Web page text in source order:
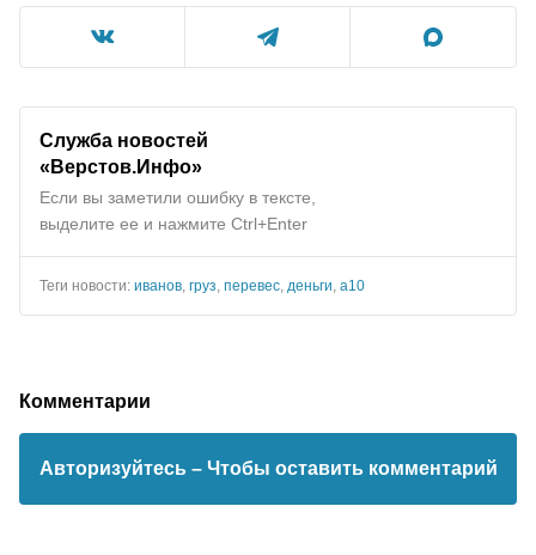
Служба новостей
«Верстов.Инфо»
Если вы заметили ошибку в тексте,
выделите ее и нажмите Ctrl+Enter
Теги новости: иванов груз перевес деньги а10
Комментарии
Авторизуйтесь – Чтобы оставить комментарий